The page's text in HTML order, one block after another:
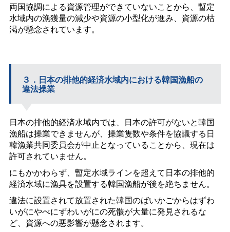
両国協調による資源管理ができていないことから、暫定
水域内の漁獲量の減少や資源の小型化が進み、資源の枯
渇が懸念されています。
３．日本の排他的経済水域内における韓国漁船の
違法操業
日本の排他的経済水域内では、日本の許可がないと韓国
漁船は操業できませんが、操業隻数や条件を協議する日
韓漁業共同委員会が中止となっていることから、現在は
許可されていません。
にもかかわらず、暫定水域ラインを超えて日本の排他的
経済水域に漁具を設置する韓国漁船が後を絶ちません。
違法に設置されて放置された韓国のばいかごからはずわ
いがにやべにずわいがにの死骸が大量に発見されるな
ど、資源への悪影響が懸念されます。